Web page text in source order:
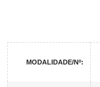
MODALIDADE/Nº: